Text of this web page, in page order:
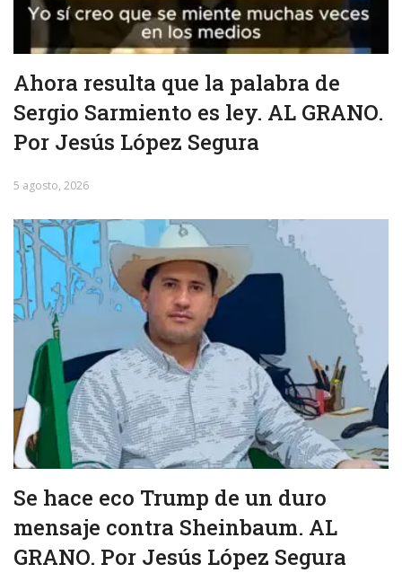
Ahora resulta que la palabra de
Sergio Sarmiento es ley. AL GRANO.
Por Jesús López Segura
5 agosto, 2026
Se hace eco Trump de un duro
mensaje contra Sheinbaum. AL
GRANO. Por Jesús López Segura